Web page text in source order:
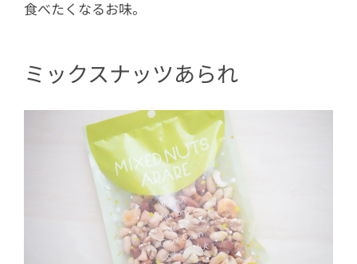
食べたくなるお味。
ミックスナッツあられ